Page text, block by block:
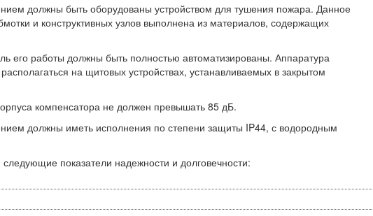
должны быть оборудованы устройством для тушения пожара. Данное
и конструктивных узлов выполнена из материалов, содержащих
его работы должны быть полностью автоматизированы. Аппаратура
на щитовых устройствах, устанавливаемых в закрытом
компенсатора не должен превышать 85 дБ.
должны иметь исполнения по степени защиты IP44, с водородным
показатели надежности и долговечности: